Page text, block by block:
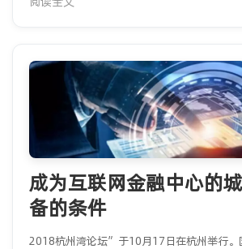
成为互联网金融中心的
备的条件
2018杭州湾论坛”于10月17日在杭州举行。